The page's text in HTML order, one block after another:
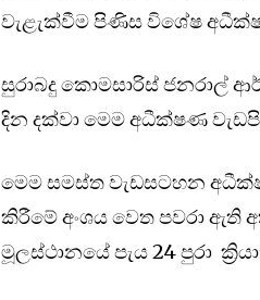
වැළැක්වීම පිණිස විශේෂ
සුරාබදු කොමසාරිස් ජනරාල්
දින දක්වා මෙම අධීක්ෂණ
මෙම සමස්ත වැඩසටහන
කිරීමේ අංශය වෙත පවරා ඇති
මූලස්ථානයේ පැය 24 පුරා